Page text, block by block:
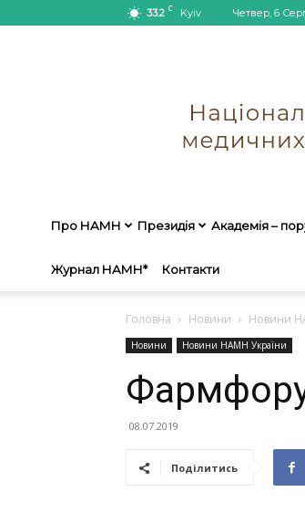
33.2 C Kyiv Четвер, 6
Про НАМН Президія Академія –
Журнал НАМН* Контакти
Головна Новини Новини
Новини Новини НАМН України
08.07.2019
Поділитись